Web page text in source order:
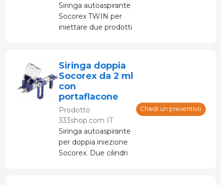
Siringa autoaspirante
Socorex TWIN per
iniettare due prodotti
0,5 ml con
graduazioni da 0,1 ml.
Siringa doppia
Socorex da 2 ml
con
portaflacone
Prodotto
333shop.com IT
Siringa autoaspirante
per doppia iniezione
Socorex. Due cilindri
Chiedi un preventivo